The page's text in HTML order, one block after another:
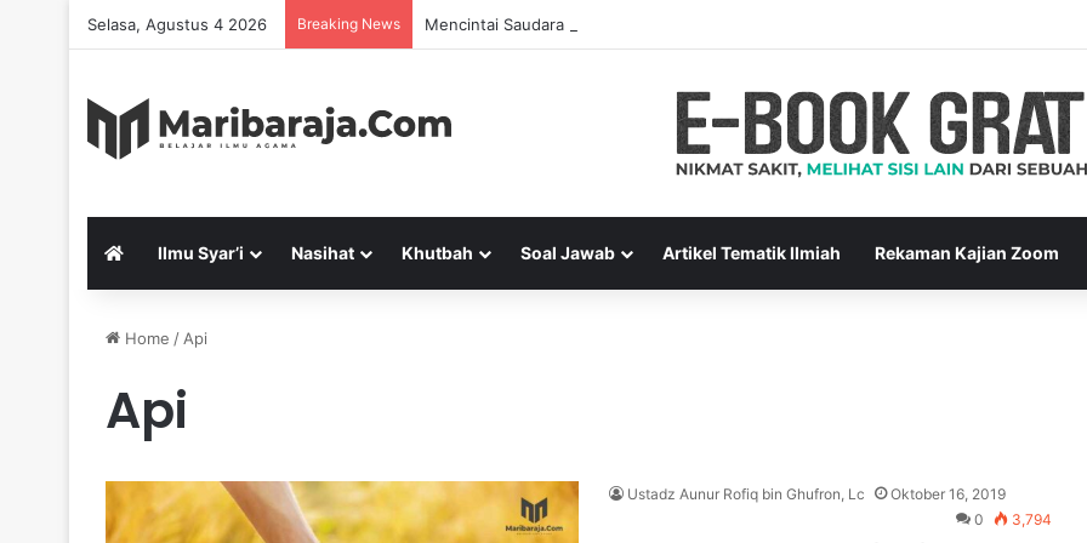
Selasa, Agustus 4 2026 Breaking News Mencintai Saudara Muslim Adalah Bukti Keimanan – Hadits Ke-13 Arbain Nawawi
Ilmu Syar’i Nasihat Khutbah Soal Jawab Artikel Tematik Ilmiah Rekaman Kajian Zoom
Home / Api
Api
Ustadz Aunur Rofiq bin Ghufron, Lc
Oktober 16, 2019
0
3,794